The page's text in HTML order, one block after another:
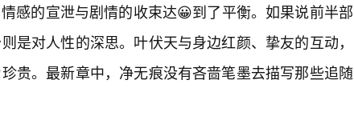
感的宣泄与剧情的收束达😀到了平衡。如果说前半部
是对人性的深思。叶伏天与身边红颜、挚友的互动，
贵。最新章中，净无痕没有吝啬笔墨去描写那些追随